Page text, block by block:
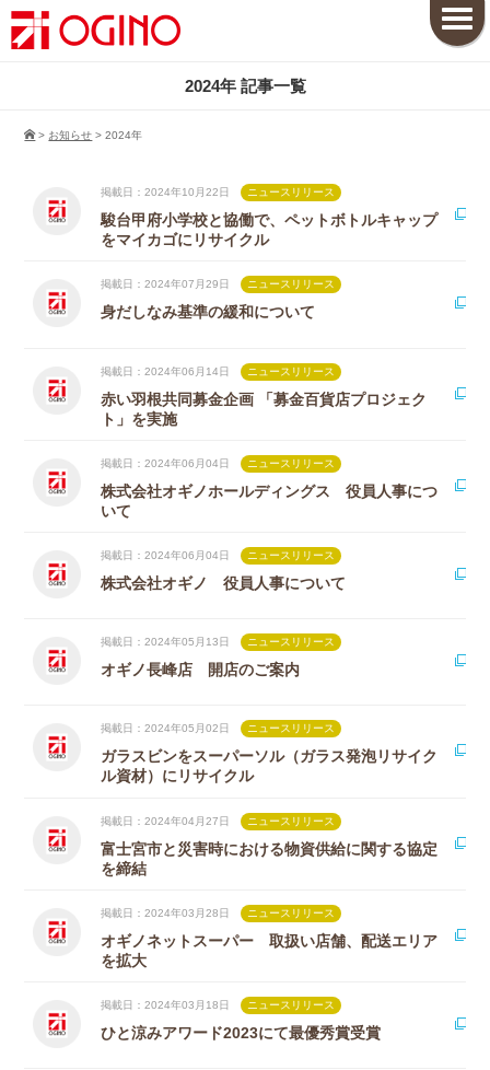
2024年 記事一覧
> お知らせ >2024年
掲載日：2024年10月22日 ニュースリリース
駿台甲府小学校と協働で、ペットボトルキャップ
をマイカゴにリサイクル
掲載日：2024年07月29日 ニュースリリース
身だしなみ基準の緩和について
掲載日：2024年06月14日 ニュースリリース
赤い羽根共同募金企画 「募金百貨店プロジェク
ト」を実施
掲載日：2024年06月04日 ニュースリリース
株式会社オギノホールディングス 役員人事につ
いて
掲載日：2024年06月04日 ニュースリリース
株式会社オギノ 役員人事について
掲載日：2024年05月13日 ニュースリリース
オギノ長峰店 開店のご案内
掲載日：2024年05月02日 ニュースリリース
ガラスビンをスーパーソル（ガラス発泡リサイク
ル資材）にリサイクル
掲載日：2024年04月27日 ニュースリリース
富士宮市と災害時における物資供給に関する協定
を締結
掲載日：2024年03月28日 ニュースリリース
オギノネットスーパー 取扱い店舗、配送エリア
を拡大
掲載日：2024年03月18日 ニュースリリース
ひと涼みアワード2023にて最優秀賞受賞